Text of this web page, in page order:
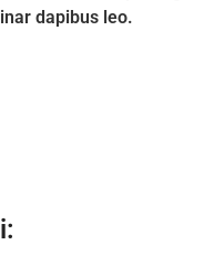
dapibus leo.